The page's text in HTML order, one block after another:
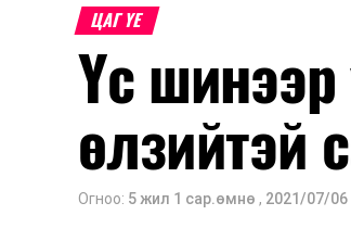
ЦАГ ҮЕ
Үс шинээр
өлзийтэй
Огноо: 5 жил 1 сар.өмнө , 2021/07/06